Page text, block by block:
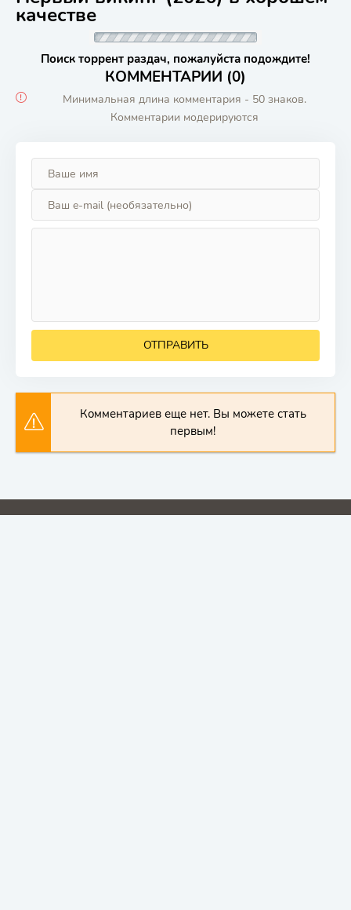
качестве
Поиск торрент раздач, пожалуйста подождите!
КОММЕНТАРИИ (0)
Минимальная длина комментария - 50 знаков.
Комментарии модерируются
ОТПРАВИТЬ
Комментариев еще нет. Вы можете стать
первым!